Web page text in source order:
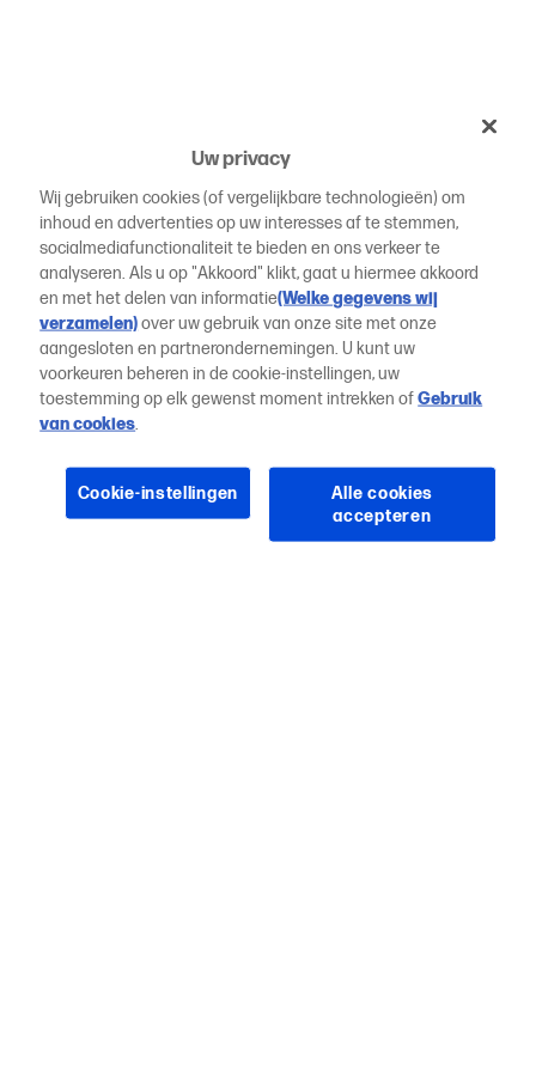
Uw privacy
Wij gebruiken cookies (of vergelijkbare technologieën) om
inhoud en advertenties op uw interesses af te stemmen,
socialmediafunctionaliteit te bieden en ons verkeer te
analyseren. Als u op "Akkoord" klikt, gaat u hiermee akkoord
en met het delen van informatie(Welke gegevens wij
verzamelen)over uw gebruik van onze site met onze
aangesloten en partnerondernemingen. U kunt uw
voorkeuren beheren in de cookie-instellingen, uw
toestemming op elk gewenst moment intrekken ofGebruik
van cookies.
Cookie-instellingen
Alle cookies
accepteren